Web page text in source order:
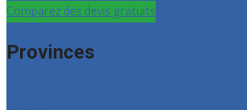
Comparez des devis gratuits
Provinces